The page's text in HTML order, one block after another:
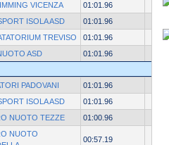
VICENZA
01:01.96
ISOLA ASD
01:01.96
TREVISO
01:01.96
ASD 01:01.96
PADOVANI
01:01.96
ISOLA ASD
01:01.96
NUOTO TEZZE 01:00.96
NUOTO
00:57.19